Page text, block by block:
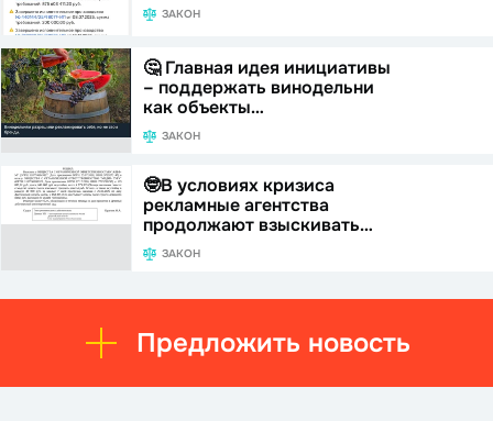
ЗАКОН
🤔 Главная идея инициативы
– поддержать винодельни
как объекты…
ЗАКОН
🤓В условиях кризиса
рекламные агентства
продолжают взыскивать…
ЗАКОН
Предложить новость